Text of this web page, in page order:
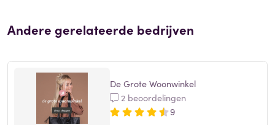
Andere gerelateerde bedrijven
De Grote Woonwinkel
2 beoordelingen
9